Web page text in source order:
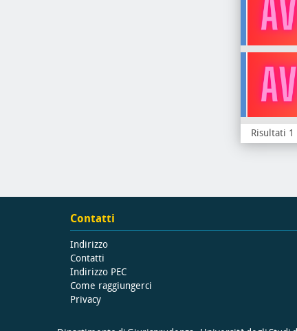
Risultati 1
Contatti
Indirizzo
Contatti
Indirizzo PEC
Come raggiungerci
Privacy